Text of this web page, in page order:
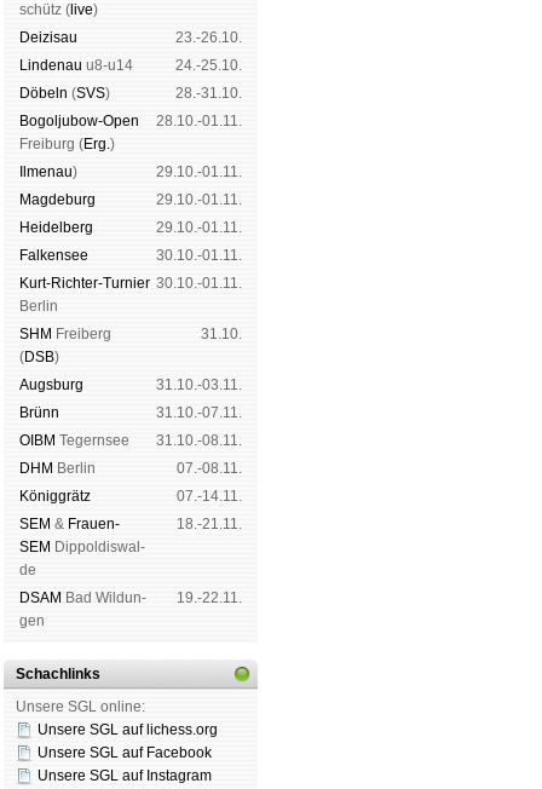
schütz ( live)
Dei­zi­sau
23.-26.10.
Lin­de­nau u8-u14
24.-25.10.
Dö­beln (SVS)
28.-31.10.
Bogoljubow-Open
Frei­burg (Erg.)
28.10.-01.11.
Il­me­nau)
29.10.-01.11.
Mag­de­burg
29.10.-01.11.
Hei­del­berg
29.10.-01.11.
Fal­ken­see
30.10.-01.11.
Kurt-Rich­ter-Tur­nier
Ber­lin
30.10.-01.11.
SHM Frei­berg
(DSB)
31.10.
Augs­burg
31.10.-03.11.
Brünn
31.10.-07.11.
OIBM Tegern­see
31.10.-08.11.
DHM Ber­lin
07.-08.11.
König­grätz
07.-14.11.
SEM & Frauen-
SEM Dip­pol­dis­wal­
de
18.-21.11.
DSAM Bad Wil­dun­
gen
19.-22.11.
Schachlinks
Unsere SGL online:
Unsere SGL auf li­chess.org
Unsere SGL auf Face­book
Unsere SGL auf Insta­gram